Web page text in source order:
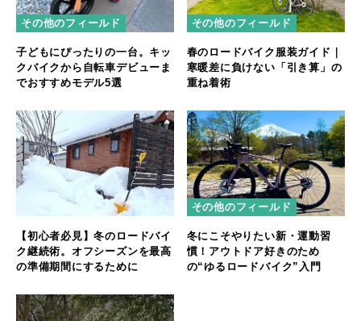
その他のフィールド
子どもにぴったりの一台。キッ
クバイクから自転車デビューま
でおすすめモデル5選
その他のフィールド
春のロードバイク服装ガイド｜
寒暖差に負けない「引き算」の
重ね着術
【初心者必見】冬のロードバイ
ク継続術。オフシーズンを最高
の準備期間にするために
その他のフィールド
冬にこそやりたい新・運動習
慣！アウトドア好きのため
の“ゆるロードバイク”入門